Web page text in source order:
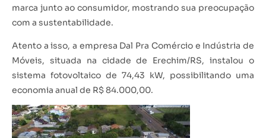
marca junto ao consumidor, mostrando sua preocupação
com a sustentabilidade.
Atento a isso, a empresa Dal Pra Comércio e Indústria de
Móveis, situada na cidade de Erechim/RS, instalou o
sistema fotovoltaico de 74,43 kW, possibilitando uma
economia anual de R$ 84.000,00.